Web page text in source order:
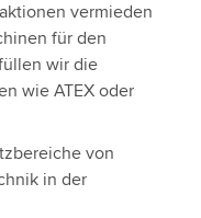
vermieden
für den
wir die
wie ATEX oder
von
in der